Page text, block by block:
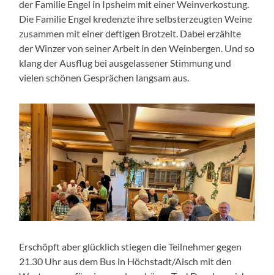
der Familie Engel in Ipsheim mit einer Weinverkostung.
Die Familie Engel kredenzte ihre selbsterzeugten Weine
zusammen mit einer deftigen Brotzeit. Dabei erzählte
der Winzer von seiner Arbeit in den Weinbergen. Und so
klang der Ausflug bei ausgelassener Stimmung und
vielen schönen Gesprächen langsam aus.
Erschöpft aber glücklich stiegen die Teilnehmer gegen
21.30 Uhr aus dem Bus in Höchstadt/Aisch mit den